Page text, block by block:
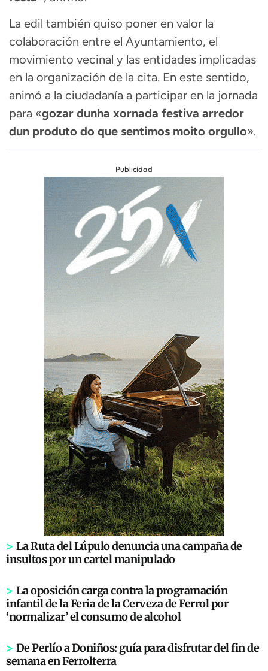
La edil también quiso poner en valor la
colaboración entre el Ayuntamiento, el
movimiento vecinal y las entidades implicadas
en la organización de la cita. En este sentido,
animó a la ciudadanía a participar en la jornada
para «gozar dunha xornada festiva arredor
dun produto do que sentimos moito orgullo».
Publicidad
> La Ruta del Lúpulo denuncia una campaña de
insultos por un cartel manipulado
> La oposición carga contra la programación
infantil de la Feria de la Cerveza de Ferrol por
‘normalizar’ el consumo de alcohol
> De Perlío a Doniños: guía para disfrutar del fin de
semana en Ferrolterra